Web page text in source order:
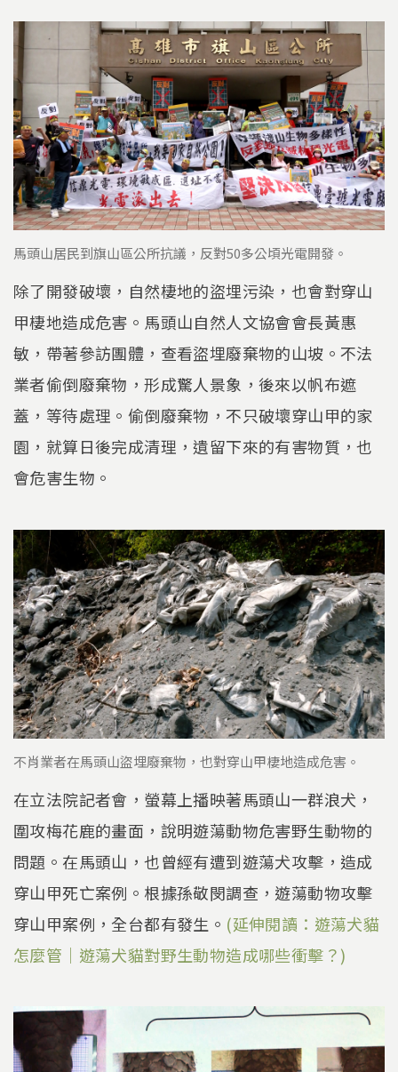
馬頭山居民到旗山區公所抗議，反對50多公頃光電開發。
除了開發破壞，自然棲地的盜埋污染，也會對穿山
甲棲地造成危害。馬頭山自然人文協會會長黃惠
敏，帶著參訪團體，查看盜埋廢棄物的山坡。不法
業者偷倒廢棄物，形成驚人景象，後來以帆布遮
蓋，等待處理。偷倒廢棄物，不只破壞穿山甲的家
園，就算日後完成清理，遺留下來的有害物質，也
會危害生物。
不肖業者在馬頭山盜埋廢棄物，也對穿山甲棲地造成危害。
在立法院記者會，螢幕上播映著馬頭山一群浪犬，
圍攻梅花鹿的畫面，說明遊蕩動物危害野生動物的
問題。在馬頭山，也曾經有遭到遊蕩犬攻擊，造成
穿山甲死亡案例。根據孫敬閔調查，遊蕩動物攻擊
穿山甲案例，全台都有發生。 (延伸閱讀：遊蕩犬貓
怎麼管｜遊蕩犬貓對野生動物造成哪些衝擊？)